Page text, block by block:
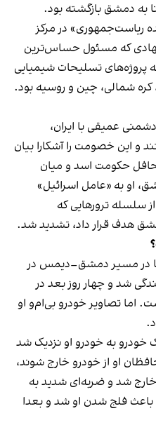
به دمشق بازگشته بود.
ریاست‌جمهوری» در مرکز
که مسئول حساس‌ترین
پروژه‌های تسلیحات شیمیایی
کره شمالی، چین و روسیه بود.
عمیقی با ایران،
و این خصومت را آشکارا بیان
حکومت اسد و میان
او به «عامل اسرائیل»
ترورهایی که
هدف قرار داد، تشدید شد.
در مسیر دمشق–دیمس در
رانندگی شد و چهار روز بعد در
اما تصاویر خودرو بی‌ام‌و او
خودرو به خودرو او نزدیک شد
او از خودرو خارج شوند،
شد و ضربه‌ای شدید به
باعث فلج شدن او شد و بعدا